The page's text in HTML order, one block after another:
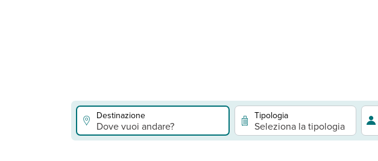
Destinazione
Dove vuoi andare?
Tipologia
Seleziona la tipologia